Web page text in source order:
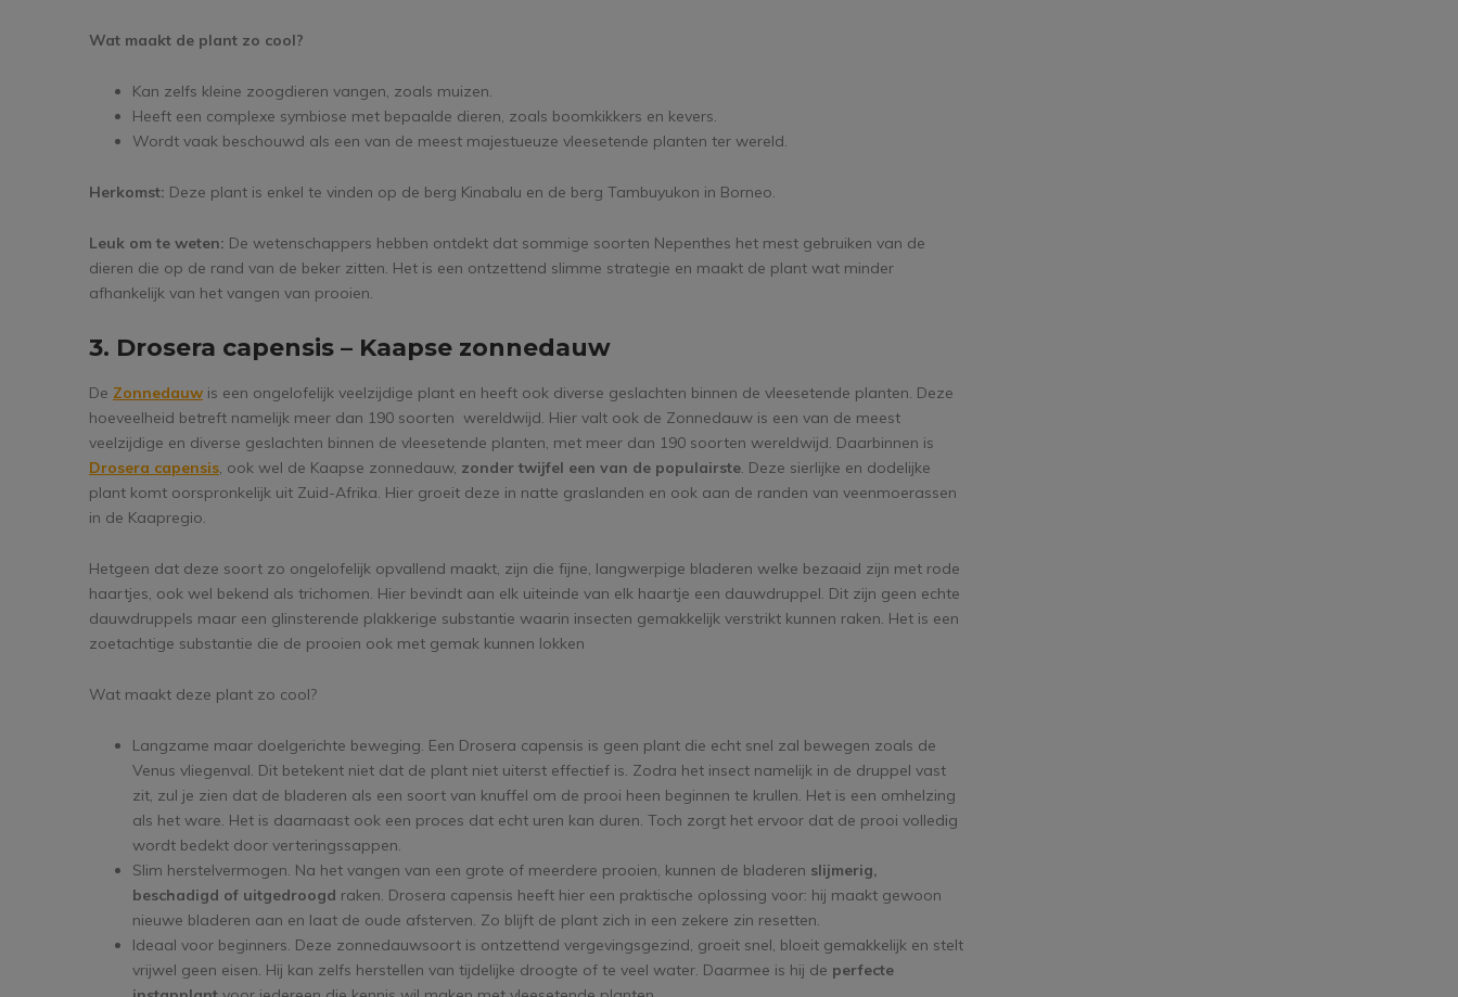
Wat maakt de plant zo cool?
Kan zelfs kleine zoogdieren vangen, zoals muizen.
Heeft een complexe symbiose met bepaalde dieren, zoals boomkikkers en kevers.
Wordt vaak beschouwd als een van de meest majestueuze vleesetende planten ter wereld.
Herkomst: Deze plant is enkel te vinden op de berg Kinabalu en de berg Tambuyukon in Borneo.
Leuk om te weten: De wetenschappers hebben ontdekt dat sommige soorten Nepenthes het mest gebruiken van de
dieren die op de rand van de beker zitten. Het is een ontzettend slimme strategie en maakt de plant wat minder
afhankelijk van het vangen van prooien.
3. Drosera capensis – Kaapse zonnedauw
De Zonnedauw is een ongelofelijk veelzijdige plant en heeft ook diverse geslachten binnen de vleesetende planten. Deze
hoeveelheid betreft namelijk meer dan 190 soorten wereldwijd. Hier valt ook de Zonnedauw is een van de meest
veelzijdige en diverse geslachten binnen de vleesetende planten, met meer dan 190 soorten wereldwijd. Daarbinnen is
Drosera capensis, ook wel de Kaapse zonnedauw, zonder twijfel een van de populairste. Deze sierlijke en dodelijke
plant komt oorspronkelijk uit Zuid-Afrika. Hier groeit deze in natte graslanden en ook aan de randen van veenmoerassen
in de Kaapregio.
Hetgeen dat deze soort zo ongelofelijk opvallend maakt, zijn die fijne, langwerpige bladeren welke bezaaid zijn met rode
haartjes, ook wel bekend als trichomen. Hier bevindt aan elk uiteinde van elk haartje een dauwdruppel. Dit zijn geen echte
dauwdruppels maar een glinsterende plakkerige substantie waarin insecten gemakkelijk verstrikt kunnen raken. Het is een
zoetachtige substantie die de prooien ook met gemak kunnen lokken
Wat maakt deze plant zo cool?
Langzame maar doelgerichte beweging. Een Drosera capensis is geen plant die echt snel zal bewegen zoals de
Venus vliegenval. Dit betekent niet dat de plant niet uiterst effectief is. Zodra het insect namelijk in de druppel vast
zit, zul je zien dat de bladeren als een soort van knuffel om de prooi heen beginnen te krullen. Het is een omhelzing
als het ware. Het is daarnaast ook een proces dat echt uren kan duren. Toch zorgt het ervoor dat de prooi volledig
wordt bedekt door verteringssappen.
Slim herstelvermogen. Na het vangen van een grote of meerdere prooien, kunnen de bladeren slijmerig,
beschadigd of uitgedroogd raken. Drosera capensis heeft hier een praktische oplossing voor: hij maakt gewoon
nieuwe bladeren aan en laat de oude afsterven. Zo blijft de plant zich in een zekere zin resetten.
Ideaal voor beginners. Deze zonnedauwsoort is ontzettend vergevingsgezind, groeit snel, bloeit gemakkelijk en stelt
vrijwel geen eisen. Hij kan zelfs herstellen van tijdelijke droogte of te veel water. Daarmee is hij de perfecte